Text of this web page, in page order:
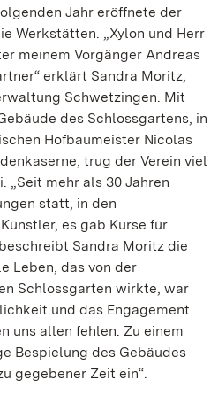
Jahr eröffnete der
Werkstätten. „Xylon und Herr
meinem Vorgänger Andreas
erklärt Sandra Moritz,
Schwetzingen. Mit
des Schlossgartens, in
Hofbaumeister Nicolas
trug der Verein viel
„Seit mehr als 30 Jahren
statt, in den
es gab Kurse für
Sandra Moritz die
Leben, das von der
Schlossgarten wirkte, war
und das Engagement
uns allen fehlen. Zu einem
Bespielung des Gebäudes
gegebener Zeit ein“.